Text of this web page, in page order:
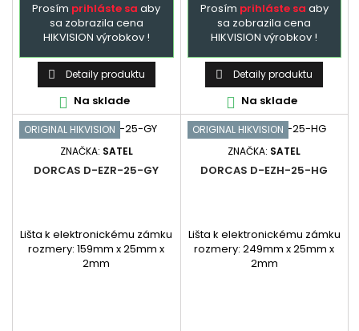
Prosím prihláste sa aby
sa zobrazila cena
HIKVISION výrobkov !
 Detaily produktu
 Na sklade
Prosím prihláste sa aby
sa zobrazila cena
HIKVISION výrobkov !
 Detaily produktu
 Na sklade
ORIGINAL HIKVISION
ZNAČKA: SATEL
DORCAS D-EZR-25-GY
Lišta k elektronickému zámku
rozmery: 159mm x 25mm x
2mm
ORIGINAL HIKVISION
ZNAČKA: SATEL
DORCAS D-EZH-25-HG
Lišta k elektronickému zámku
rozmery: 249mm x 25mm x
2mm